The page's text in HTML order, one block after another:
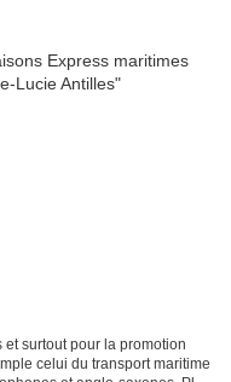
surtout pour la promotion
celui du transport maritime